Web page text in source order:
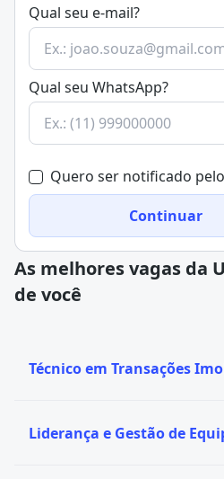
Qual seu e-mail?
Qual seu WhatsApp?
Quero ser notificado
Continuar
As melhores vagas da
de você
Liderança e Gestão de